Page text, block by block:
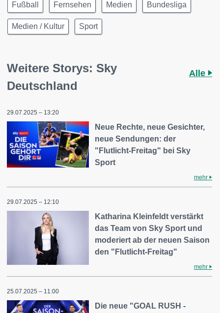
Fußball Fernsehen Medien Bundesliga
Medien / Kultur Sport
Weitere Storys: Sky
Deutschland
Alle
29.07.2025 – 13:20
Neue Rechte, neue Gesichter,
neue Sendungen: der
"Flutlicht-Freitag" bei Sky
Sport
mehr
29.07.2025 – 12:10
Katharina Kleinfeldt verstärkt
das Team von Sky Sport und
moderiert ab der neuen Saison
den "Flutlicht-Freitag"
mehr
25.07.2025 – 11:00
Die neue "GOAL RUSH -